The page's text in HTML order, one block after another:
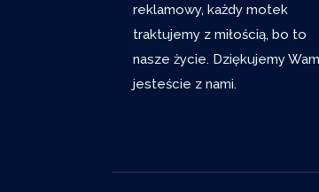
reklamowy, każdy motek
traktujemy z miłością, bo to
nasze życie. Dziękujemy
jesteście z nami.